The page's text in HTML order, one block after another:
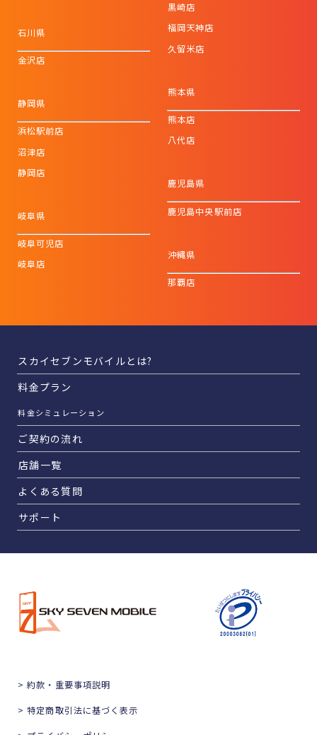
石川県
金沢店
静岡県
浜松駅前店
沼津店
静岡店
岐阜県
岐阜可児店
岐阜店
黒崎店
福岡天神店
久留米店
熊本県
熊本店
八代店
鹿児島県
鹿児島中央駅前店
沖縄県
那覇店
スカイセブンモバイルとは?
料金プラン
料金シミュレーション
ご契約の流れ
店舗一覧
よくある質問
サポート
> 約款・重要事項説明
> 特定商取引法に基づく表示